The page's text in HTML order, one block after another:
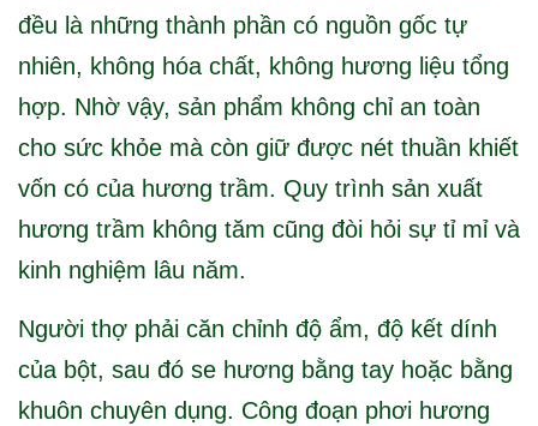
đều là những thành phần có nguồn gốc tự
nhiên, không hóa chất, không hương liệu tổng
hợp. Nhờ vậy, sản phẩm không chỉ an toàn
cho sức khỏe mà còn giữ được nét thuần khiết
vốn có của hương trầm. Quy trình sản xuất
hương trầm không tăm cũng đòi hỏi sự tỉ mỉ và
kinh nghiệm lâu năm.
Người thợ phải căn chỉnh độ ẩm, độ kết dính
của bột, sau đó se hương bằng tay hoặc bằng
khuôn chuyên dụng. Công đoạn phơi hương